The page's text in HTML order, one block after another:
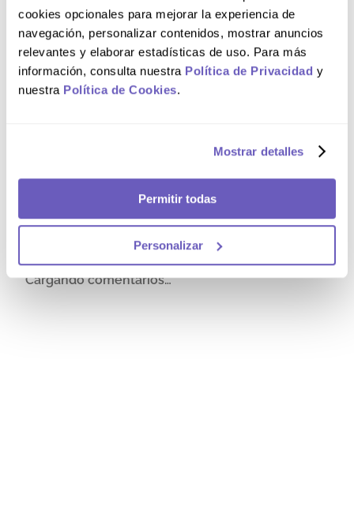
cookies opcionales para mejorar la experiencia de
navegación, personalizar contenidos, mostrar anuncios
relevantes y elaborar estadísticas de uso. Para más
información, consulta nuestra Política de Privacidad y
nuestra Política de Cookies.
Mostrar detalles
Permitir todas
Personalizar
Flower Extract; Chamomilla Recutita Flower Extract;
Ethylhexylglycerin/Propanediol; Carbomer; Sodium
Hydroxide; Xanthan Gum; Menthol; Glycolic Acid;
EDTA; Parfum.
Comentarios
Por favor, inicia sesión para escribir un comentario.
Más reciente Todos
Cargando comentarios…